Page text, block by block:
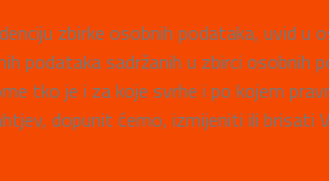
zbirke osobnih podataka, uvid
podataka sadržanih u zbirci osobnih
tko je i za koje svrhe i po kojem
dopunit ćemo, izmijeniti ili